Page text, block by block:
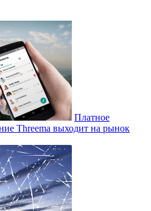
Платное
Threema выходит на рынок